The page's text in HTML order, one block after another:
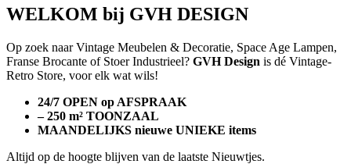
WELKOM bij GVH DESIGN
Op zoek naar Vintage Meubelen & Decoratie, Space Age Lampen,
Franse Brocante of Stoer Industrieel? GVH Design is dé Vintage-
Retro Store, voor elk wat wils!
24/7 OPEN op AFSPRAAK
– 250 m² TOONZAAL
MAANDELIJKS nieuwe UNIEKE items
Altijd op de hoogte blijven van de laatste Nieuwtjes.